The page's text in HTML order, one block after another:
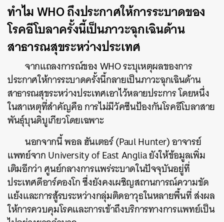
ทำไม WHO ถึงประกาศให้การระบาดของ
โรคอีโบลาครั้งนี้เป็นภาวะฉุกเฉินด้าน
สาธารณสุขระหว่างประเทศ
จากแถลงการณ์ของ WHO ระบุเหตุผลของการ
ประกาศให้การระบาดครั้งนี้กลายเป็นภาวะฉุกเฉินด้าน
สาธารณสุขระหว่างประเทศเอาไว้หลายประการ โดยหนึ่ง
ในสาเหตุที่สำคัญคือ การไม่มีวัคซีนป้องกันโรคอีโบลาสาย
พันธุ์บุนดิบูเกียวโดยเฉพาะ
นอกจากนี้ พอล ฮันเตอร์ (Paul Hunter) อาจารย์
แพทย์จาก University of East Anglia ยังให้ข้อมูลเพิ่ม
เติมอีกว่า ศูนย์กลางการแพร่ระบาดในปัจจุบันอยู่ที่
ประเทศดีอาร์คองโก ซึ่งยังคงเผชิญสถานการณ์ความขัด
แย้งและการสู้รบระหว่างกลุ่มติดอาวุธในหลายพื้นที่ ส่งผล
ให้การควบคุมโรคและการเข้าถึงบริการทางการแพทย์เป็น